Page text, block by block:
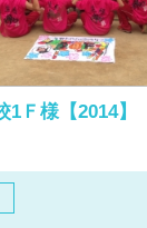
Ｆ様【2014】